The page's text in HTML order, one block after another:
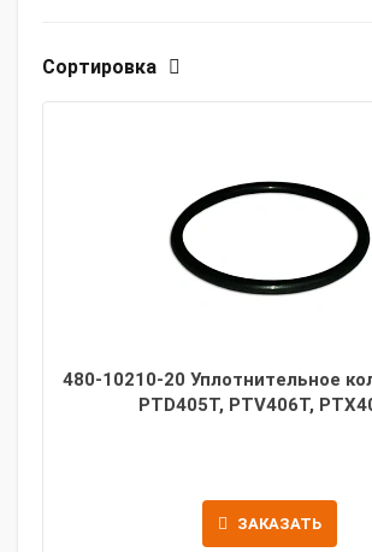
Сортировка
480-10210-20 Уплотнительное
PTD405T, PTV406T,
ЗАКАЗАТЬ